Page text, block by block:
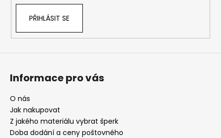
PŘIHLÁSIT SE
Informace pro vás
O nás
Jak nakupovat
Z jakého materiálu vybrat šperk
Doba dodání a ceny poštovného